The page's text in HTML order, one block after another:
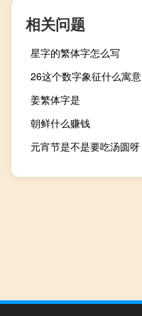
相关问题
星字的繁体字怎么写
26这个数字象征什么寓意
姜繁体字是
朝鲜什么赚钱
元宵节是不是要吃汤圆呀